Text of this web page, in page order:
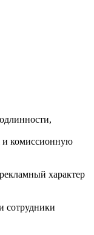
и комиссионную
характер
сотрудники